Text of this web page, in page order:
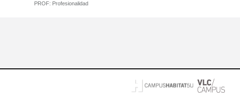
PROF: Profesionalidad